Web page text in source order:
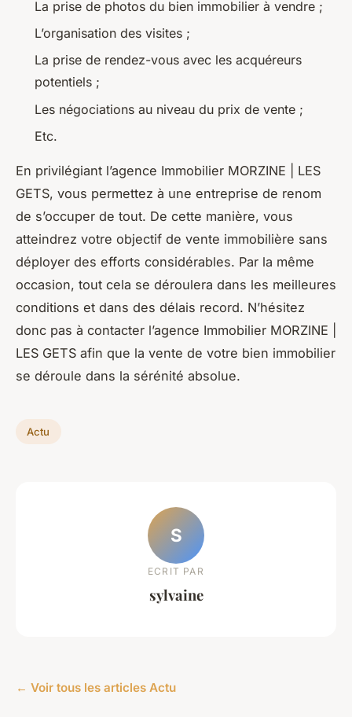
La prise de photos du bien immobilier à vendre ;
L’organisation des visites ;
La prise de rendez-vous avec les acquéreurs
potentiels ;
Les négociations au niveau du prix de vente ;
Etc.
En privilégiant l’agence Immobilier MORZINE | LES
GETS, vous permettez à une entreprise de renom
de s’occuper de tout. De cette manière, vous
atteindrez votre objectif de vente immobilière sans
déployer des efforts considérables. Par la même
occasion, tout cela se déroulera dans les meilleures
conditions et dans des délais record. N’hésitez
donc pas à contacter l’agence Immobilier MORZINE |
LES GETS afin que la vente de votre bien immobilier
se déroule dans la sérénité absolue.
Actu
S
ECRIT PAR
sylvaine
← Voir tous les articles Actu